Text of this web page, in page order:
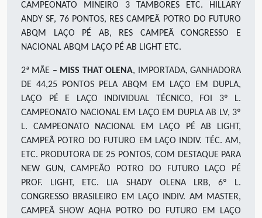
CAMPEONATO MINEIRO 3 TAMBORES ETC. HILLARY
ANDY SF, 76 PONTOS, RES CAMPEÃ POTRO DO FUTURO
ABQM LAÇO PÉ AB, RES CAMPEÃ CONGRESSO E
NACIONAL ABQM LAÇO PÉ AB LIGHT ETC.
2ª MÃE – MISS THAT OLENA, IMPORTADA, GANHADORA
DE 44,25 PONTOS PELA ABQM EM LAÇO EM DUPLA,
LAÇO PÉ E LAÇO INDIVIDUAL TÉCNICO, FOI 3º L.
CAMPEONATO NACIONAL EM LAÇO EM DUPLA AB LV, 3º
L. CAMPEONATO NACIONAL EM LAÇO PÉ AB LIGHT,
CAMPEÃ POTRO DO FUTURO EM LAÇO INDIV. TÉC. AM,
ETC. PRODUTORA DE 25 PONTOS, COM DESTAQUE PARA
NEW GUN, CAMPEÃO POTRO DO FUTURO LAÇO PÉ
PROF. LIGHT, ETC. LIA SHADY OLENA LRB, 6º L.
CONGRESSO BRASILEIRO EM LAÇO INDIV. AM MASTER,
CAMPEÃ SHOW AQHA POTRO DO FUTURO EM LAÇO